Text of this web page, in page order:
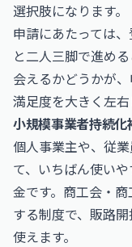
選択肢になります。
申請にあたっては
と二人三脚で進め
会えるかどうかが
満足度を大きく左右
小規模事業者持続化
個人事業主や、従
て、いちばん使い
金です。商工会・
する制度で、販路
使えます。